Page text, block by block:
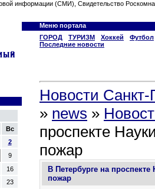
информации (СМИ), Свидетельство
Меню портала
ГОРОД
ТУРИЗМ Хоккей
Футбол
Последние новости
Вс
2
9
16
23
Новости Санкт-
» news »
проспекте
пожар
В Петербурге на
пожар